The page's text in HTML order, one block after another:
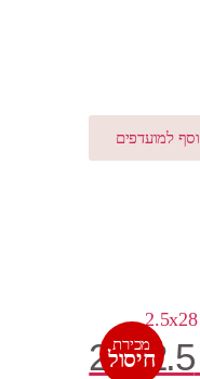
למועדפים
מכירת
חיסול